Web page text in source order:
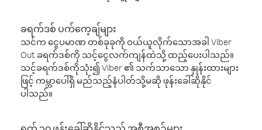
ခရက်ဒစ် ပက်ကေ့ချ်များ
သင်က ငွေပမာဏ တစ်ခုခုကို ဝယ်ယူလိုက်သောအခါ Viber
Out ခရက်ဒစ်ကို သင့်ငွေလက်ကျန်ထဲသို့ ထည့်ပေးပါသည်။
သင့်ခရက်ဒစ်ကိုသုံး၍ Viber ၏ သက်သာသော နှုန်းထားများ
ဖြင့် ကမ္ဘာပေါ်ရှိ မည်သည့်နံပါတ်သို့မဆို ဖုန်းခေါ်ဆိုနိုင်
ပါသည်။